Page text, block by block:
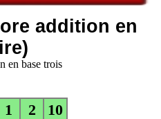
addition en
en base trois
1 2
10